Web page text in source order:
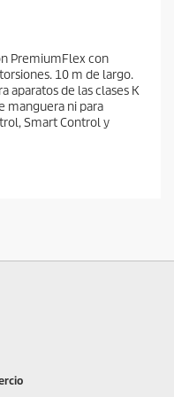
PremiumFlex con
10 m de largo.
aparatos de las clases K
manguera ni para
Smart Control y